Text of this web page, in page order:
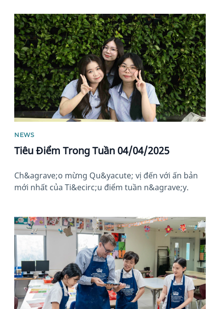
News image
NEWS
Tiêu Điểm Trong Tuần 04/04/2025
Ch&agrave;o mừng Qu&yacute; vị đến với ấn bản
mới nhất của Ti&ecirc;u điểm tuần n&agrave;y.
News image